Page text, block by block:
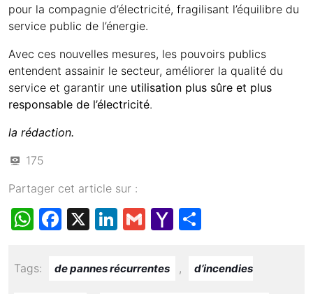
pour la compagnie d’électricité, fragilisant l’équilibre du
service public de l’énergie.
Avec ces nouvelles mesures, les pouvoirs publics
entendent assainir le secteur, améliorer la qualité du
service et garantir une utilisation plus sûre et plus
responsable de l’électricité.
la rédaction.
175
Partager cet article sur :
W
at
F
c
X
Li
k
G
ail
Y
h
ar
Tags: de pannes récurrentes , d’incendies